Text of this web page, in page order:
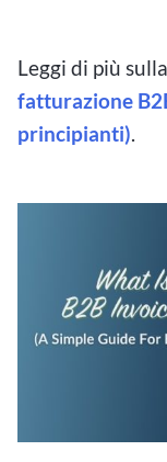
Leggi di più
fatturazione
principianti).